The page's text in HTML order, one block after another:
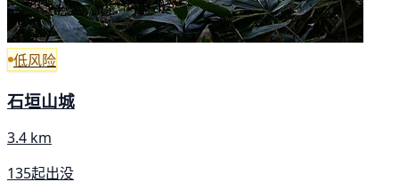
低风险
石垣山城
3.4 km
135起出没